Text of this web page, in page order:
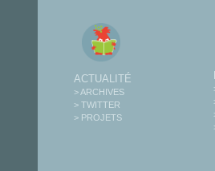
ACTUALITÉ
> ARCHIVES
> TWITTER
> PROJETS